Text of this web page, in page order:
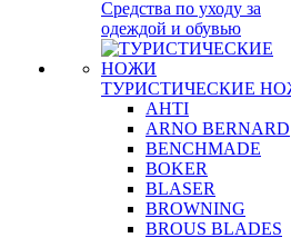
Средства по уходу за
одеждой и обувью
ТУРИСТИЧЕСКИЕ
AHTI
ARNO BERNARD
BENCHMADE
BOKER
BLASER
BROWNING
BROUS BLADES